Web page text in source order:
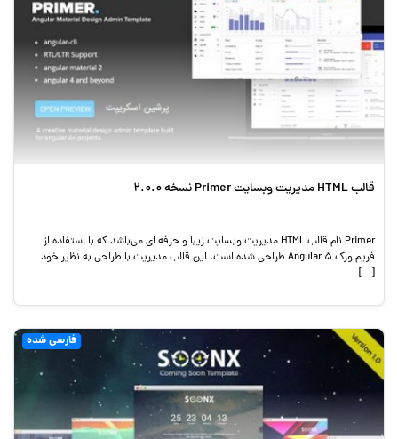
قالب HTML مدیریت وبسایت Primer نسخه 2.0.0
Primer نام قالب HTML مدیریت وبسایت زیبا و حرفه ای می‌باشد که با استفاده از
فریم ورک Angular 5 طراحی شده است. این قالب مدیریت با طراحی به نظیر خود
[…]
فارسی شده